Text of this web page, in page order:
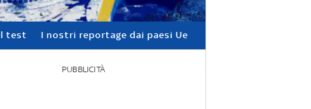
test I nostri reportage dai paesi Ue
PUBBLICITÀ